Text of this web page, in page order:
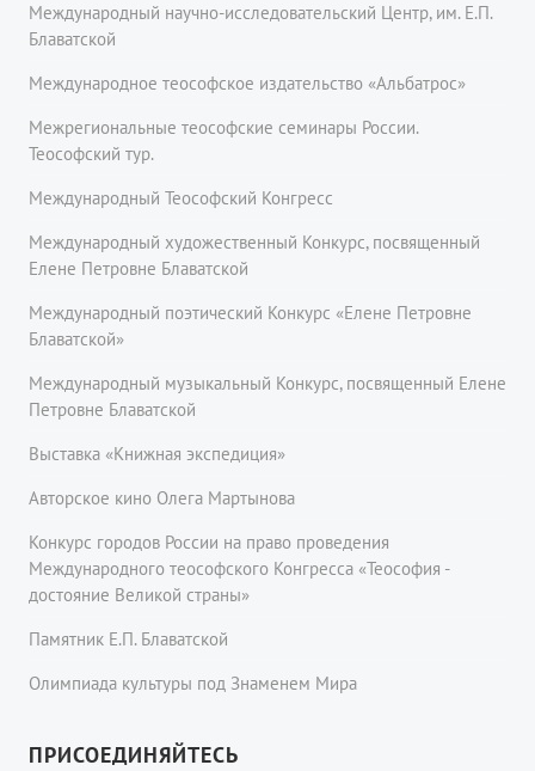
Международный научно-исследовательский Центр, им. Е.П.
Блаватской
Международное теософское издательство «Альбатрос»
Межрегиональные теософские семинары России.
Теософский тур.
Международный Теософский Конгресс
Международный художественный Конкурс, посвященный
Елене Петровне Блаватской
Международный поэтический Конкурс «Елене Петровне
Блаватской»
Международный музыкальный Конкурс, посвященный Елене
Петровне Блаватской
Выставка «Книжная экспедиция»
Авторское кино Олега Мартынова
Конкурс городов России на право проведения
Международного теософского Конгресса «Теософия -
достояние Великой страны»
Памятник Е.П. Блаватской
Олимпиада культуры под Знаменем Мира
ПРИСОЕДИНЯЙТЕСЬ